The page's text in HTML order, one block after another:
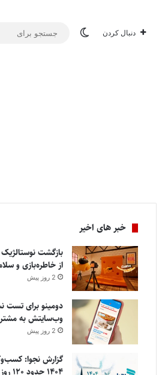
دنبال کردن تغییر پوسته
خبر های اخیر
بازگشت
از خاطره‌بازی و
2 روز پیش
دومینو برای تست
وب‌سایتش به
2 روز پیش
گزارش نجوا: